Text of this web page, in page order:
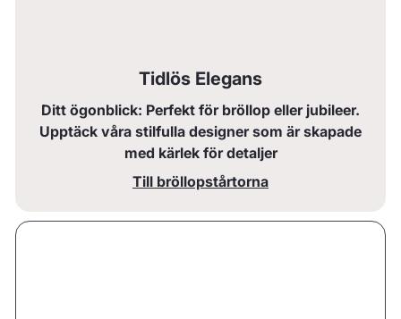
Tidlös Elegans
Ditt ögonblick: Perfekt för bröllop eller jubileer.
Upptäck våra stilfulla designer som är skapade
med kärlek för detaljer
Till bröllopstårtorna